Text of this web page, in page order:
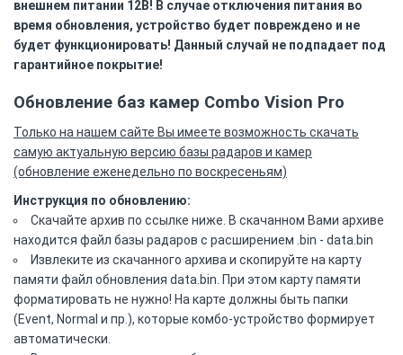
внешнем питании 12В! В случае отключения питания во
время обновления, устройство будет повреждено и не
будет функционировать! Данный случай не подпадает под
гарантийное покрытие!
Обновление баз камер Combo Vision Pro
Только на нашем сайте Вы имеете возможность скачать
самую актуальную версию базы радаров и камер
(обновление еженедельно по воскресеньям)
Инструкция по обновлению:
Скачайте архив по ссылке ниже. В скачанном Вами архиве
находится файл базы радаров с расширением .bin - data.bin
Извлеките из скачанного архива и скопируйте на карту
памяти файл обновления data.bin. При этом карту памяти
форматировать не нужно! На карте должны быть папки
(Event, Normal и пр.), которые комбо-устройство формирует
автоматически.